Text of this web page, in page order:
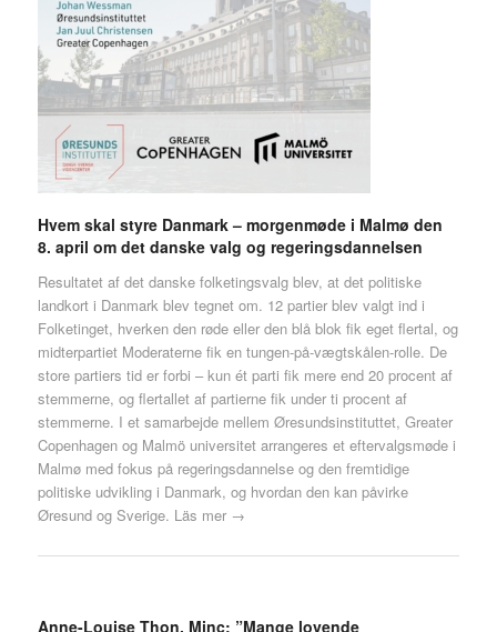
Hvem skal styre Danmark – morgenmøde i Malmø den
8. april om det danske valg og regeringsdannelsen
Resultatet af det danske folketingsvalg blev, at det politiske
landkort i Danmark blev tegnet om. 12 partier blev valgt ind i
Folketinget, hverken den røde eller den blå blok fik eget flertal, og
midterpartiet Moderaterne fik en tungen-på-vægtskålen-rolle. De
store partiers tid er forbi – kun ét parti fik mere end 20 procent af
stemmerne, og flertallet af partierne fik under ti procent af
stemmerne. I et samarbejde mellem Øresundsinstituttet, Greater
Copenhagen og Malmö universitet arrangeres et eftervalgsmøde i
Malmø med fokus på regeringsdannelse og den fremtidige
politiske udvikling i Danmark, og hvordan den kan påvirke
Øresund og Sverige. Läs mer →
Anne-Louise Thon, Minc: ”Mange lovende